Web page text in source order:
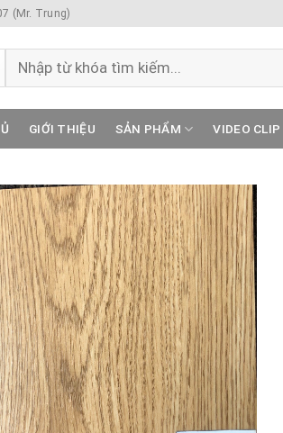
(Mr. Trung)
Tìm
kiếm:
GIỚI THIỆU SẢN PHẨM VIDEO CLIP